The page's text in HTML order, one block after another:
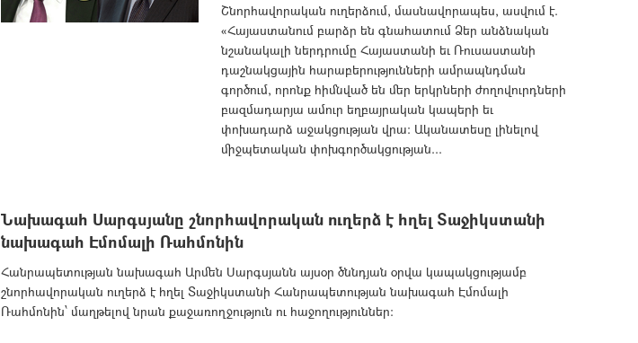
Շնորհավորական ուղերձում, մասնավորապես, ասվում է.
«Հայաստանում բարձր են գնահատում Ձեր անձնական
նշանակալի ներդրումը Հայաստանի եւ Ռուսաստանի
դաշնակցային հարաբերությունների ամրապնդման
գործում, որոնք հիմնված են մեր երկրների ժողովուրդների
բազմադարյա ամուր եղբայրական կապերի եւ
փոխադարձ աջակցության վրա: Ականատեսը լինելով
միջպետական փոխգործակցության...
Նախագահ Սարգսյանը շնորհավորական ուղերձ է հղել Տաջիկստանի
նախագահ Էմոմալի Ռահմոնին
Հանրապետության նախագահ Արմեն Սարգսյանն այսօր ծննդյան օրվա կապակցությամբ
շնորհավորական ուղերձ է հղել Տաջիկստանի Հանրապետության նախագահ Էմոմալի
Ռահմոնին՝ մաղթելով նրան քաջառողջություն ու հաջողություններ: